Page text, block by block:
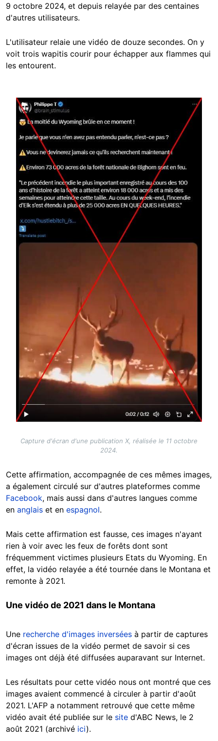
9 octobre 2024, et depuis relayée par des centaines
d'autres utilisateurs.
L'utilisateur relaie une vidéo de douze secondes. On y
voit trois wapitis courir pour échapper aux flammes qui
les entourent.
Image
Capture d'écran d'une publication X, réalisée le 11 octobre
2024.
Cette affirmation, accompagnée de ces mêmes images,
a également circulé sur d'autres plateformes comme
Facebook, mais aussi dans d'autres langues comme
en anglais et en espagnol.
Mais cette affirmation est fausse, ces images n'ayant
rien à voir avec les feux de forêts dont sont
fréquemment victimes plusieurs Etats du Wyoming. En
effet, la vidéo relayée a été tournée dans le Montana et
remonte à 2021.
Une vidéo de 2021 dans le Montana
Une recherche d'images inversées à partir de captures
d'écran issues de la vidéo permet de savoir si ces
images ont déjà été diffusées auparavant sur Internet.
Les résultats pour cette vidéo nous ont montré que ces
images avaient commencé à circuler à partir d'août
2021. L'AFP a notamment retrouvé que cette même
vidéo avait été publiée sur le site d'ABC News, le 2
août 2021 (archivé ici).